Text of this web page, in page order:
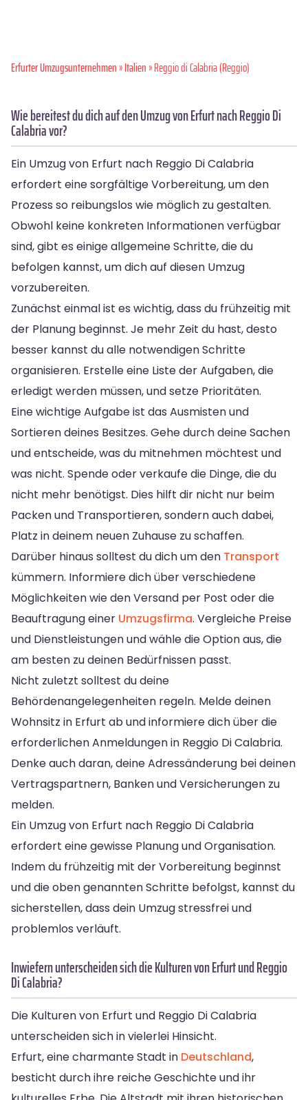
Erfurter Umzugsunternehmen»Italien» Reggio di Calabria (Reggio)
Wie bereitest du dich auf den Umzug von Erfurt nach Reggio Di
Calabria vor?
Ein Umzug von Erfurt nach Reggio Di Calabria
erfordert eine sorgfältige Vorbereitung, um den
Prozess so reibungslos wie möglich zu gestalten.
Obwohl keine konkreten Informationen verfügbar
sind, gibt es einige allgemeine Schritte, die du
befolgen kannst, um dich auf diesen Umzug
vorzubereiten.
Zunächst einmal ist es wichtig, dass du frühzeitig mit
der Planung beginnst. Je mehr Zeit du hast, desto
besser kannst du alle notwendigen Schritte
organisieren. Erstelle eine Liste der Aufgaben, die
erledigt werden müssen, und setze Prioritäten.
Eine wichtige Aufgabe ist das Ausmisten und
Sortieren deines Besitzes. Gehe durch deine Sachen
und entscheide, was du mitnehmen möchtest und
was nicht. Spende oder verkaufe die Dinge, die du
nicht mehr benötigst. Dies hilft dir nicht nur beim
Packen und Transportieren, sondern auch dabei,
Platz in deinem neuen Zuhause zu schaffen.
Darüber hinaus solltest du dich um den Transport
kümmern. Informiere dich über verschiedene
Möglichkeiten wie den Versand per Post oder die
Beauftragung einer Umzugsfirma. Vergleiche Preise
und Dienstleistungen und wähle die Option aus, die
am besten zu deinen Bedürfnissen passt.
Nicht zuletzt solltest du deine
Behördenangelegenheiten regeln. Melde deinen
Wohnsitz in Erfurt ab und informiere dich über die
erforderlichen Anmeldungen in Reggio Di Calabria.
Denke auch daran, deine Adressänderung bei deinen
Vertragspartnern, Banken und Versicherungen zu
melden.
Ein Umzug von Erfurt nach Reggio Di Calabria
erfordert eine gewisse Planung und Organisation.
Indem du frühzeitig mit der Vorbereitung beginnst
und die oben genannten Schritte befolgst, kannst du
sicherstellen, dass dein Umzug stressfrei und
problemlos verläuft.
Inwiefern unterscheiden sich die Kulturen von Erfurt und Reggio
Di Calabria?
Die Kulturen von Erfurt und Reggio Di Calabria
unterscheiden sich in vielerlei Hinsicht.
Erfurt, eine charmante Stadt in Deutschland,
besticht durch ihre reiche Geschichte und ihr